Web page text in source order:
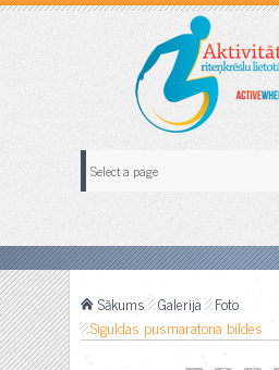
Sākums Galerija
Foto
Siguldas pusmaratona bildes